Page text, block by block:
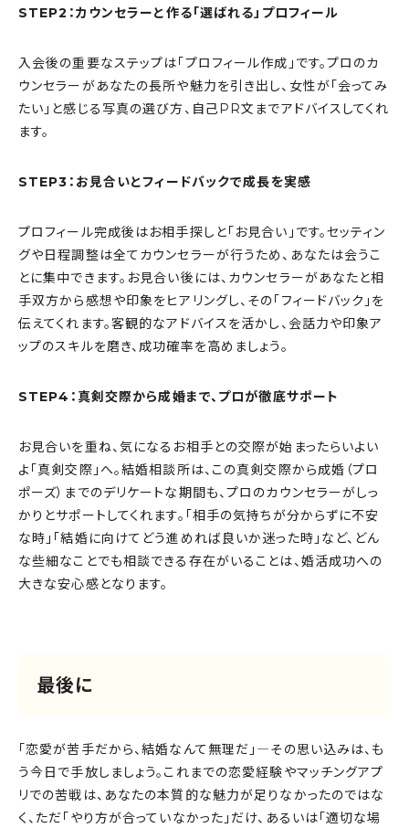
STEP2：カウンセラーと作る「選ばれる」プロフィール
入会後の重要なステップは「プロフィール作成」です。プロのカ
ウンセラーがあなたの長所や魅力を引き出し、女性が「会ってみ
たい」と感じる写真の選び方、自己PR文までアドバイスしてくれ
ます。
STEP3：お見合いとフィードバックで成長を実感
プロフィール完成後はお相手探しと「お見合い」です。セッティン
グや日程調整は全てカウンセラーが行うため、あなたは会うこ
とに集中できます。お見合い後には、カウンセラーがあなたと相
手双方から感想や印象をヒアリングし、その「フィードバック」を
伝えてくれます。客観的なアドバイスを活かし、会話力や印象ア
ップのスキルを磨き、成功確率を高めましょう。
STEP4：真剣交際から成婚まで、プロが徹底サポート
お見合いを重ね、気になるお相手との交際が始まったらいよい
よ「真剣交際」へ。結婚相談所は、この真剣交際から成婚（プロ
ポーズ）までのデリケートな期間も、プロのカウンセラーがしっ
かりとサポートしてくれます。「相手の気持ちが分からずに不安
な時」「結婚に向けてどう進めれば良いか迷った時」など、どん
な些細なことでも相談できる存在がいることは、婚活成功への
大きな安心感となります。
最後に
「恋愛が苦手だから、結婚なんて無理だ」―その思い込みは、も
う今日で手放しましょう。これまでの恋愛経験やマッチングアプ
リでの苦戦は、あなたの本質的な魅力が足りなかったのではな
く、ただ「やり方が合っていなかった」だけ、あるいは「適切な場